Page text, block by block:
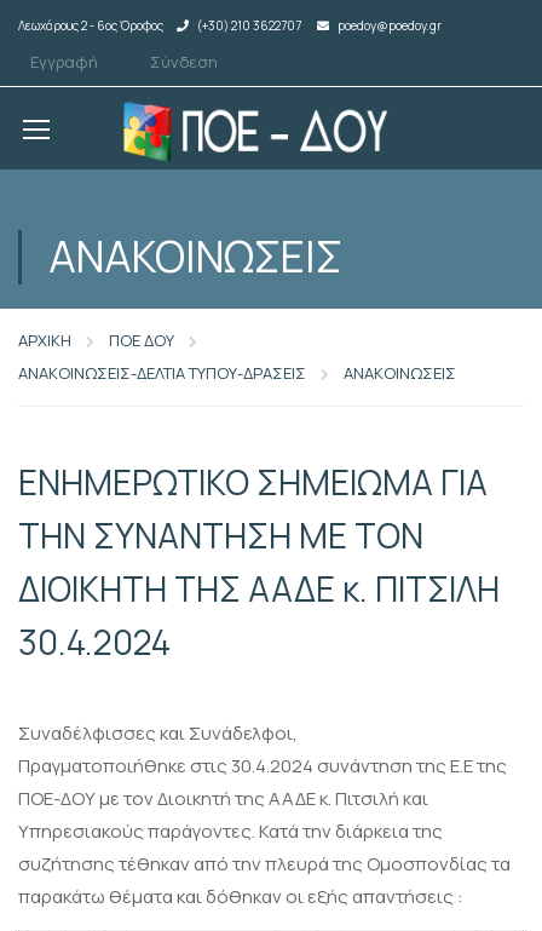
Λεωχάρους 2 - 6ος Όροφος (+30) 210 3622707 poedoy@poedoy.gr
Εγγραφή Σύνδεση
ΑΝΑΚΟΙΝΩΣΕΙΣ
ΑΡΧΙΚΗ
ΠΟΕ ΔΟΥ
ΑΝΑΚΟΙΝΩΣΕΙΣ-ΔΕΛΤΙΑ ΤΥΠΟΥ-ΔΡΑΣΕΙΣ
ΑΝΑΚΟΙΝΩΣΕΙΣ
ΕΝΗΜΕΡΩΤΙΚΟ ΣΗΜΕΙΩΜΑ ΓΙΑ
ΤΗΝ ΣΥΝΑΝΤΗΣΗ ΜΕ ΤΟΝ
ΔΙΟΙΚΗΤΗ ΤΗΣ ΑΑΔΕ κ. ΠΙΤΣΙΛΗ
30.4.2024
Συναδέλφισσες και Συνάδελφοι,
Πραγματοποιήθηκε στις 30.4.2024 συνάντηση της Ε.Ε της
ΠΟΕ-ΔΟΥ με τον Διοικητή της ΑΑΔΕ κ. Πιτσιλή και
Υπηρεσιακούς παράγοντες. Κατά την διάρκεια της
συζήτησης τέθηκαν από την πλευρά της Ομοσπονδίας τα
παρακάτω θέματα και δόθηκαν οι εξής απαντήσεις :